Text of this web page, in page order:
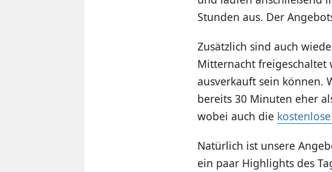
Stunden aus. Der
Zusätzlich sind auch
Mitternacht freigeschaltet
ausverkauft sein können.
bereits 30 Minuten eher
wobei auch die
Natürlich ist unsere
ein paar Highlights des